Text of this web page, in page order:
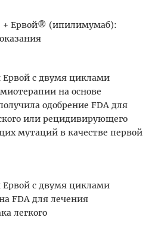
Ервой® (ипилимумаб):
с двумя циклами
на основе
одобрение FDA для
или рецидивирующего
мутаций в качестве первой
с двумя циклами
FDA для лечения
легкого